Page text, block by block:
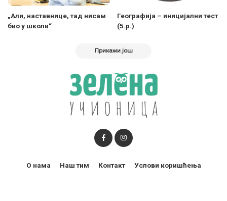
„Али, наставнице, тад нисам
био у школи“
Географија – иницијални тест
(5.р.)
Прикажи још
О нама Наш тим Контакт Услови коришћења